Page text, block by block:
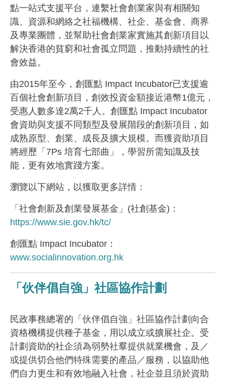
點一站式支援平台，連繫社會創業家與有相關知
識、資源和網絡之社福機構、社企、基金會、商界
及專業團體，並幫助社會創業家實施其創新項目以
解決香港的貧窮和社會孤立問題，推動持續性的社
會效益。
由2015年至今，創匯點 Impact Incubator已支援逾
百個社會創新項目，創效投資金額接近港幣1億元，
受惠人數多達2萬2千人。創匯點 Impact Incubator
會資助與支援不同類型及發展階段的創新項目，如
成熟原型、創業、成長及擴大規模。而獲資助項目
將經歷「7Ps 培育七部曲」，學習所需知識及技
能，更有效地實踐方案。
瀏覽以下網站，以獲取更多詳情：
「社會創新及創業發展基金」(社創基金)：
https://www.sie.gov.hk/tc/
創匯點 Impact Incubator：
www.socialinnovation.org.hk
「伙伴倡自強」社區協作計劃
民政事務總署的「伙伴倡自強」社區協作計劃向合
資格機構提供種子基金，用以成立或擴展社企。受
計劃資助的社企須為弱勢社羣提供就業機會，及／
或提供切合他們特殊需要的產品／服務，以協助他
們自力更生和有效地融入社會，社企並且須於資助